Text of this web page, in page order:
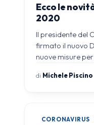
Ecco le
2020
Il presidente del
firmato il nuovo
nuove misure
di Michele Piscino
CORONAVIRUS